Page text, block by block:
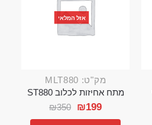
אזל המלאי
מק"ט: MLT880
מתח אחיזות לכלוב ST880
₪350 ₪199